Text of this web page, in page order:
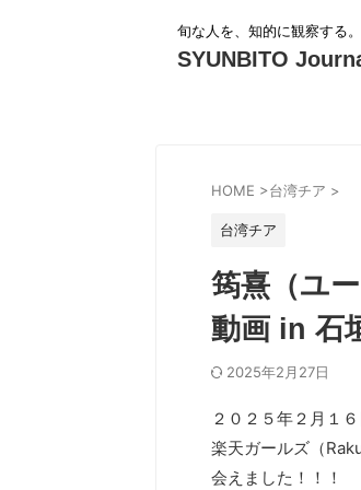
旬な人を、知的に観察する。
SYUNBITO
HOME >台湾チア >
台湾チア
筠熹（ユ
動画 in 石
2025年2月27日
２０２５年２月１
楽天ガールズ（
会えました！！！